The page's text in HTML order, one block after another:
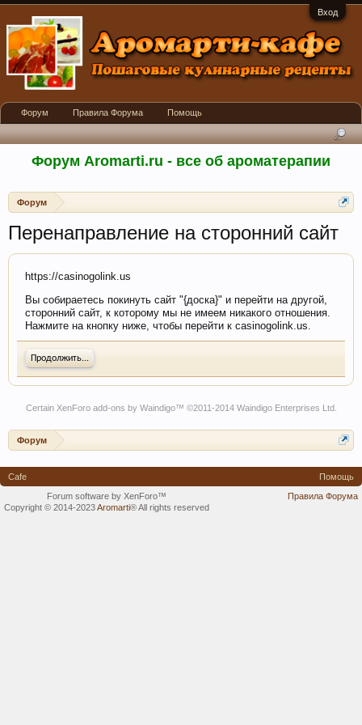
Вход
Форум Aromarti.ru - все об ароматерапии
Форум
Перенаправление на сторонний сайт
https://casinogolink.us
Вы собираетесь покинуть сайт "{доска}" и перейти на другой,
сторонний сайт, к которому мы не имеем никакого отношения.
Нажмите на кнопку ниже, чтобы перейти к casinogolink.us.
Продолжить...
Certain XenForo add-ons by Waindigo™ ©2011-2014 Waindigo Enterprises Ltd.
Форум
Форум Правила Форума Помощь
Cafe
Помощь
Правила Форума
Forum software by XenForo™
Copyright © 2014-2023Aromarti®All rights reserved